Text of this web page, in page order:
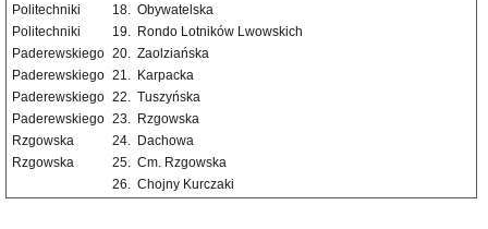
Politechniki
18. Obywatelska
Politechniki
19. Rondo Lotników Lwowskich
Paderewskiego 20. Zaolziańska
Paderewskiego 21. Karpacka
Paderewskiego 22. Tuszyńska
Paderewskiego 23. Rzgowska
Rzgowska
24. Dachowa
Rzgowska
25. Cm. Rzgowska
26. Chojny Kurczaki